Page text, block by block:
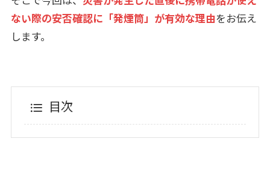
ない際の安否確認に「発煙筒」が有効な理由をお伝え
します。
目次